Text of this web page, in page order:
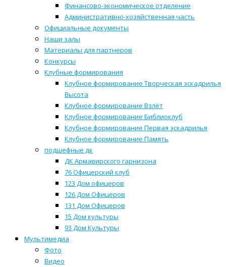
Финансово-экономическое отделение
Административно-хозяйственная часть
Официальные документы
Наши залы
Материалы для партнеров
Конкурсы
Клубные формирования
Клубное формирование Творческая эскадрилья
Высота
Клубное формирование Взлёт
Клубное формирование Библиоклуб
Клубное формирование Первая эскадрилья
Клубное формирование Память
подшефные дк
ДК Армавирского гарнизона
76 Офицерский клуб
123 Дом офицеров
126 Дом Офицеров
131 Дом Офицеров
15 Дом культуры
93 Дом Культуры
Мультимедиа
Фото
Видео